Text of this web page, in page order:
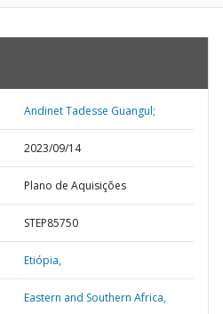
Andinet Tadesse Guangul;
2023/09/14
Plano de Aquisições
STEP85750
Etiópia,
Eastern and Southern Africa,